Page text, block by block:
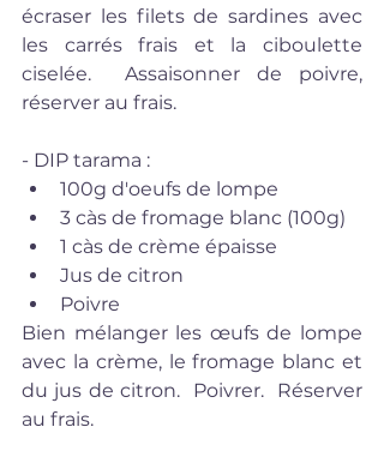
écraser les filets de sardines avec
les carrés frais et la ciboulette
ciselée.  Assaisonner de poivre,
réserver au frais.
- DIP tarama :
100g d'oeufs de lompe
3 càs de fromage blanc (100g)
1 càs de crème épaisse
Jus de citron
Poivre
Bien mélanger les œufs de lompe
avec la crème, le fromage blanc et
du jus de citron.  Poivrer.  Réserver
au frais.